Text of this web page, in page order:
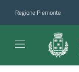
Regione Piemonte